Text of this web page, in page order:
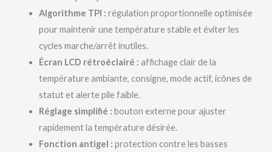
Algorithme TPI : régulation proportionnelle optimisée
pour maintenir une température stable et éviter les
cycles marche/arrêt inutiles.
Écran LCD rétroéclairé : affichage clair de la
température ambiante, consigne, mode actif, icônes de
statut et alerte pile faible.
Réglage simplifié : bouton externe pour ajuster
rapidement la température désirée.
Fonction antigel : protection contre les basses